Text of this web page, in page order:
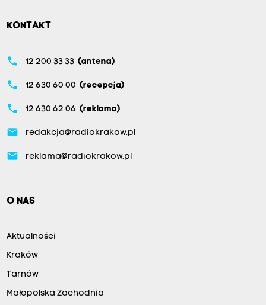
KONTAKT
phone 12 200 33 33 (antena)
phone 12 630 60 00 (recepcja)
phone 12 630 62 06 (reklama)
email redakcja@radiokrakow.pl
email reklama@radiokrakow.pl
O NAS
Aktualności
Kraków
Tarnów
Małopolska Zachodnia